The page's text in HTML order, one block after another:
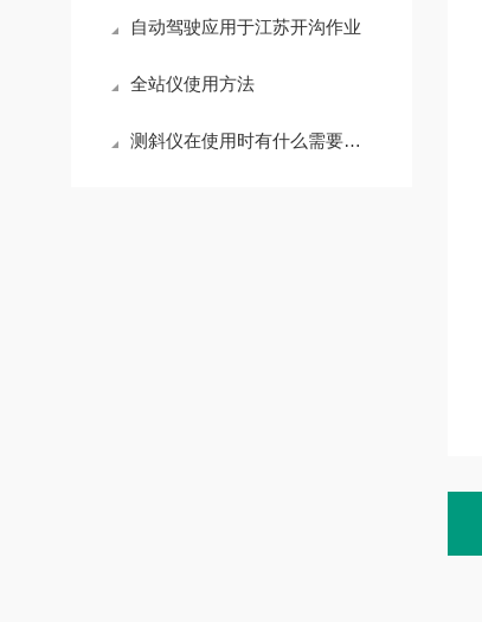
自动驾驶应用于江苏开沟作业
全站仪使用方法
测斜仪在使用时有什么需要注意的